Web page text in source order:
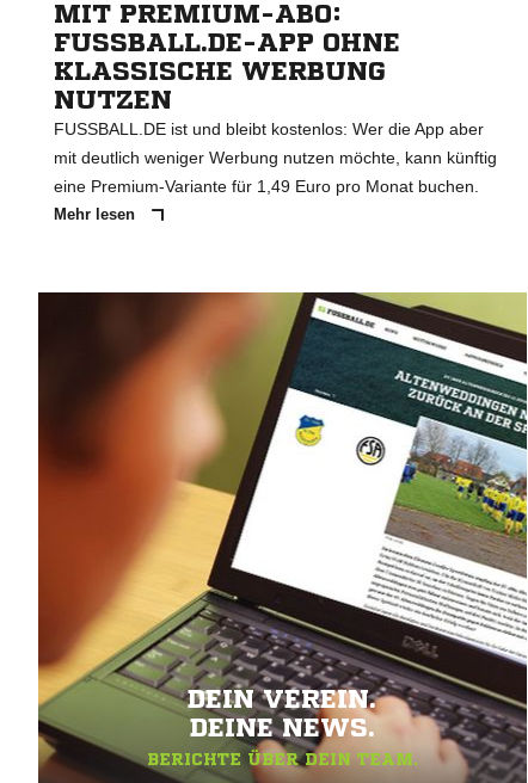
MIT PREMIUM-ABO:
FUSSBALL.DE-APP OHNE
KLASSISCHE WERBUNG
NUTZEN
FUSSBALL.DE ist und bleibt kostenlos: Wer die App aber
mit deutlich weniger Werbung nutzen möchte, kann künftig
eine Premium-Variante für 1,49 Euro pro Monat buchen.
Mehr lesen
DEIN VEREIN.
DEINE NEWS.
BERICHTE ÜBER DEIN TEAM.